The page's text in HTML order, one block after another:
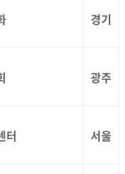
경기
광주
터 서울